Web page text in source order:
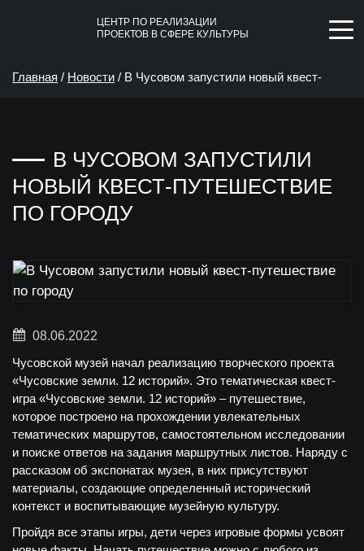
ЦЕНТР ПО РЕАЛИЗАЦИИ
ПРОЕКТОВ В СФЕРЕ КУЛЬТУРЫ
Главная / Новости / В Чусовом запустили новый квест-
В ЧУСОВОМ ЗАПУСТИЛИ
НОВЫЙ КВЕСТ-ПУТЕШЕСТВИЕ
ПО ГОРОДУ
08.06.2022
Чусовской музей начал реализацию творческого проекта
«Чусовские земли. 12 историй». Это тематическая квест-
игра «Чусовские земли. 12 историй» – путешествие,
которое построено на прохождении увлекательных
тематических маршрутов, самостоятельном исследовании
и поиске ответов на задания маршрутных листов. Наряду с
рассказом об экспонатах музея, в них присутствуют
материалы, создающие определенный исторический
контекст и воспитывающие музейную культуру.
Пройдя все этапы игры, дети через игровые формы усвоят